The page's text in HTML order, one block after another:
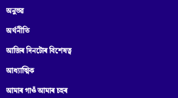
অনুভৱ
অৰ্থনীতি
আজিৰ দিনটোৰ বিশেষত্ব
আধ্যাত্মিক
আমাৰ গাওঁ আমাৰ চহৰ